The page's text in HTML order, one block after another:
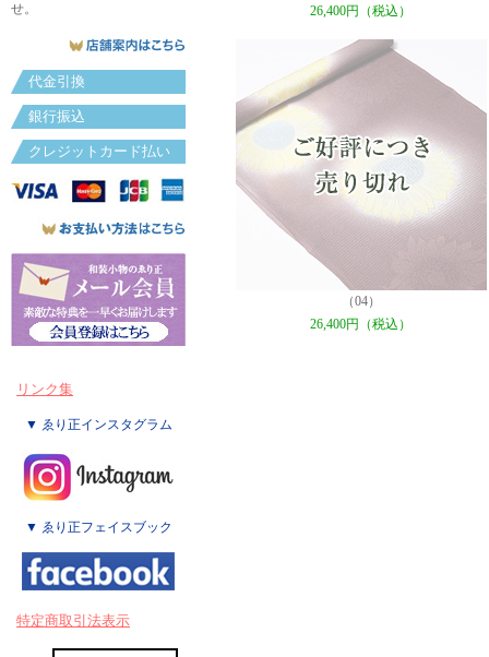
せ。
代金引換
銀行振込
クレジットカード払い
リンク集
▼ ゑり正インスタグラム
▼ ゑり正フェイスブック
特定商取引法表示
26,400円（税込）
（04）
26,400円（税込）